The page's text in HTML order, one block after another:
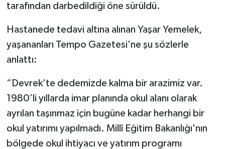
tarafından darbedildiği öne sürüldü.
Hastanede tedavi altına alınan Yaşar Yemelek,
yaşananları Tempo Gazetesi'ne şu sözlerle
anlattı:
“Devrek’te dedemizde kalma bir arazimiz var.
1980’li yıllarda imar planında okul alanı olarak
ayrılan taşınmaz için bugüne kadar herhangi bir
okul yatırımı yapılmadı. Millî Eğitim Bakanlığı'nın
bölgede okul ihtiyacı ve yatırım programı